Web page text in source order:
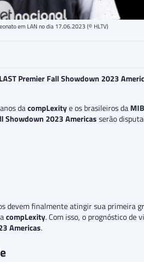
em LAN no dia 17.06.2023 (© HLTV)
Premier Fall Showdown 2023
dacompLexitye os brasileiros da
Showdown 2023 Americas serão
devem finalmente atingir sua primeira
compLexity. Com isso, o prognóstico de
Americas.